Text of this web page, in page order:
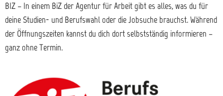
BIZ – In einem BiZ der Agentur für Arbeit gibt es alles, was du für
deine Studien- und Berufswahl oder die Jobsuche brauchst. Während
der Öffnungszeiten kannst du dich dort selbstständig informieren –
ganz ohne Termin.